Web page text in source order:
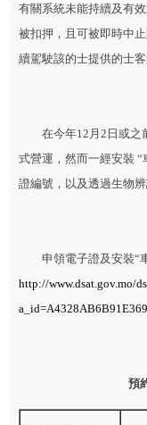
有關系統未能持續及有
被扣押，且可被即時中
續駕駛該的士提供的士
在今年12月2日或之前
式營運，然而一經安裝
證編號，以及透過生物
申領電子證及安裝“車
http://www.dsat.gov.mo/
預